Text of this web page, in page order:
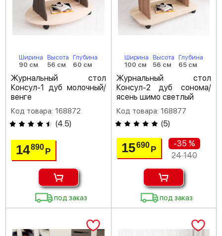
Ширина
90 см
Высота
56 см
Глубина
60 см
Журнальный стол
Консул-1 дуб молочный/
венге
Код товара: 168872
(4.5)
14890Р
под заказ
Ширина
100 см
Высота
56 см
Глубина
65 см
Журнальный стол
Консул-2 дуб сонома/
ясень шимо светлый
Код товара: 168877
(5)
15690 Р
-35 %
24 140
под заказ